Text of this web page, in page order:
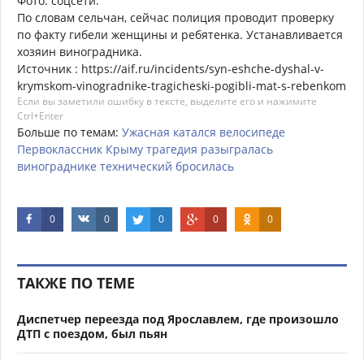
По словам сельчан, сейчас полиция проводит проверку
по факту гибели женщины и ребятенка. Устанавливается
хозяин виноградника.
Источник : https://aif.ru/incidents/syn-eshche-dyshal-v-
krymskom-vinogradnike-tragicheski-pogibli-mat-s-rebenkom
Если вы заметили ошибку в тексте, выделите его и нажимите
Ctrl+Enter
Больше по темам: Ужасная катался велосипеде
Первоклассник Крыму трагедия разыгралась
винограднике технический бросилась
0 0 0 0 0
ТАКЖЕ ПО ТЕМЕ
Диспетчер переезда под Ярославлем, где произошло
ДТП с поездом, был пьян